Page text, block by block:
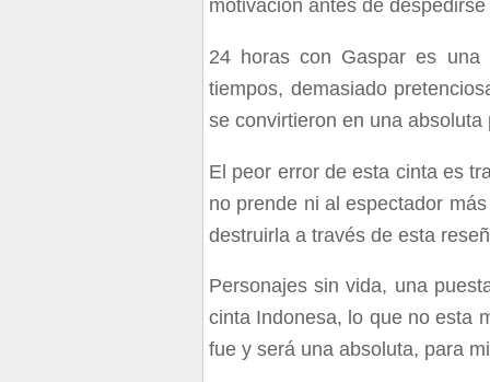
motivación antes de
24 horas con Gaspar es
tiempos, demasiado
se convirtieron en una absoluta
El peor error de esta cinta es
no prende ni al espectador
destruirla a través de esta
Personajes sin vida, una
cinta Indonesa, lo que no esta
fue y será una absoluta, para